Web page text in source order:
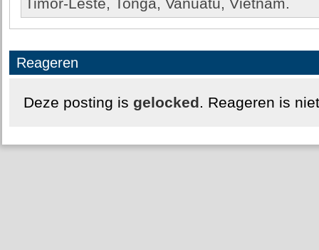
Timor-Leste, Tonga, Vanuatu, Vietnam.
Reageren
Deze posting is gelocked. Reageren is